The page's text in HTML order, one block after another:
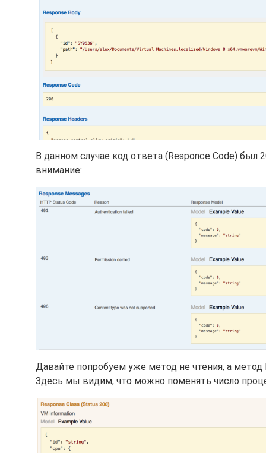
В данном случае код ответа (Responce Code)
внимание:
Давайте попробуем уже метод не чтения, а
Здесь мы видим, что можно поменять число